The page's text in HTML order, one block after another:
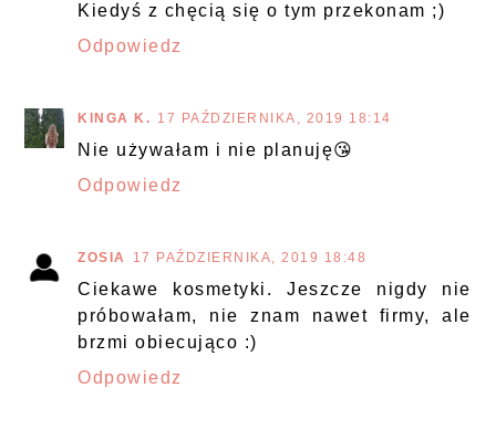
Kiedyś z chęcią się o tym przekonam ;)
Odpowiedz
KINGA K. 17 PAŹDZIERNIKA, 2019 18:14
Nie używałam i nie planuję😘
Odpowiedz
ZOSIA 17 PAŹDZIERNIKA, 2019 18:48
Ciekawe kosmetyki. Jeszcze nigdy nie
próbowałam, nie znam nawet firmy, ale
brzmi obiecująco :)
Odpowiedz